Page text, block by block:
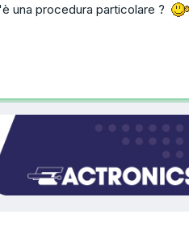
una procedura particolare ?